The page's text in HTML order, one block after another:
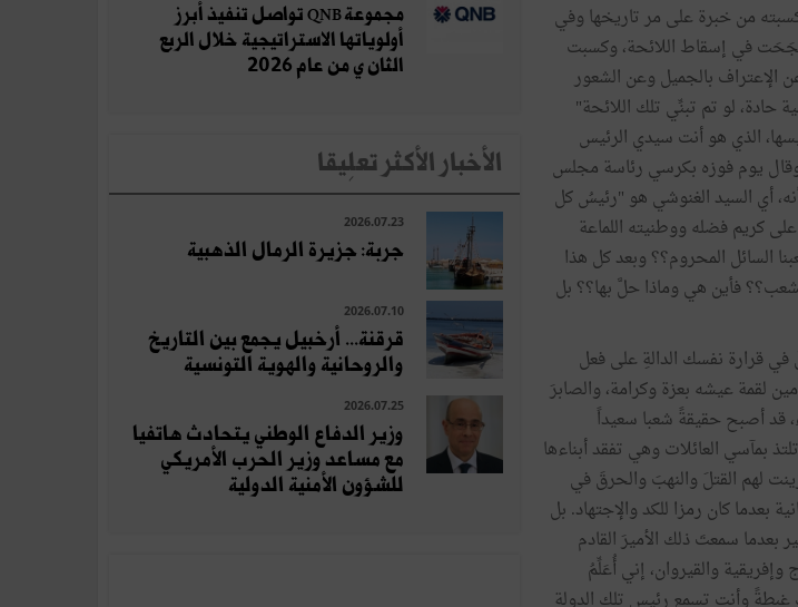
من خبرة على مر تاريخها وفي
في إسقاط اللائحة، وكسبت
الإعتراف بالجميل وعن الشعور
حادة، لو تم تبنِّي تلك اللائحة"
الذي هو أنت سيدي الرئيس
وقال يوم فوزه بكرسي رئاسة مجلس
أي السيد الغنوشي هو "رئيسُ كل
كريم فضله ووطنيته اللماعة
السائل المحروم؟؟ وبعد كل هذا
فأين هي وماذا حلَّ بها؟؟ بل
قرارة نفسك الدالةِ على فعل
لقمة عيشه بعزة وكرامة، والصابرَ
قد أصبح حقيقةً شعبا سعيداً
العائلات وهي تفقد أبناءها
لهم القتلَ والنهبَ والحرقَ في
بعدما كان رمزا للكد والإجتهاد. بل
بعدما سمعتَ ذلك الأميرَ القادم
والقيروان، إني أُعَلِّمُ
مجموعة QNB تواصل تنفيذ أبرز
أولوياتها الاستراتيجية خلال الربع
الثان ي من عام 2026
الأخبار الأكثر تعلِيقا
2026.07.23
جربة: جزيرة الرمال الذهبية
2026.07.10
قرقنة... أرخبيل يجمع بين التاريخ
والروحانية والهوية التونسية
2026.07.25
وزير الدفاع الوطني يتحادث هاتفيا
مع مساعد وزير الحرب الأمريكي
للشؤون الأمنية الدولية